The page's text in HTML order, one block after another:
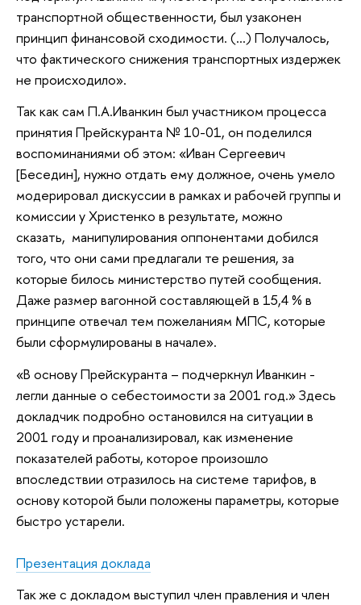
транспортной общественности, был узаконен
принцип финансовой сходимости. (…) Получалось,
что фактического снижения транспортных издержек
не происходило».
Так как сам П.А.Иванкин был участником процесса
принятия Прейскуранта № 10-01, он поделился
воспоминаниями об этом: «Иван Сергеевич
[Беседин], нужно отдать ему должное, очень умело
модерировал дискуссии в рамках и рабочей группы и
комиссии у Христенко в результате, можно
сказать, манипулирования оппонентами добился
того, что они сами предлагали те решения, за
которые билось министерство путей сообщения.
Даже размер вагонной составляющей в 15,4 % в
принципе отвечал тем пожеланиям МПС, которые
были сформулированы в начале».
«В основу Прейскуранта – подчеркнул Иванкин -
легли данные о себестоимости за 2001 год.» Здесь
докладчик подробно остановился на ситуации в
2001 году и проанализировал, как изменение
показателей работы, которое произошло
впоследствии отразилось на системе тарифов, в
основу которой были положены параметры, которые
быстро устарели.
Презентация доклада
Так же с докладом выступил член правления и член